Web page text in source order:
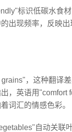
标识低碳水食
出现频率，反映
，这种翻译
，英语用"comfort
词汇的情感色彩。
自动关联